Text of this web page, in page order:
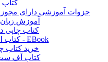
جزوات آموزشی دارای مجوز
آموزش
کتاب چاپی
کتاب الکترونیک - EBook
خرید کتاب
کتاب آف